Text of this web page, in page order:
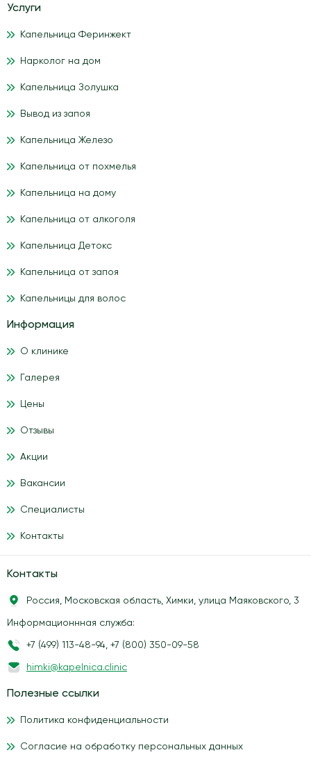
Услуги
Капельница Феринжект
Нарколог на дом
Капельница Золушка
Вывод из запоя
Капельница Железо
Капельница от похмелья
Капельница на дому
Капельница от алкоголя
Капельница Детокс
Капельница от запоя
Капельницы для волос
Информация
О клинике
Галерея
Цены
Отзывы
Акции
Вакансии
Специалисты
Контакты
Контакты
Россия, Московская область, Химки, улица Маяковского, 3
Информационнная служба:
+7 (499) 113-48-94, +7 (800) 350-09-58
himki@kapelnica.clinic
Полезные ссылки
Политика конфиденциальности
Согласие на обработку персональных данных